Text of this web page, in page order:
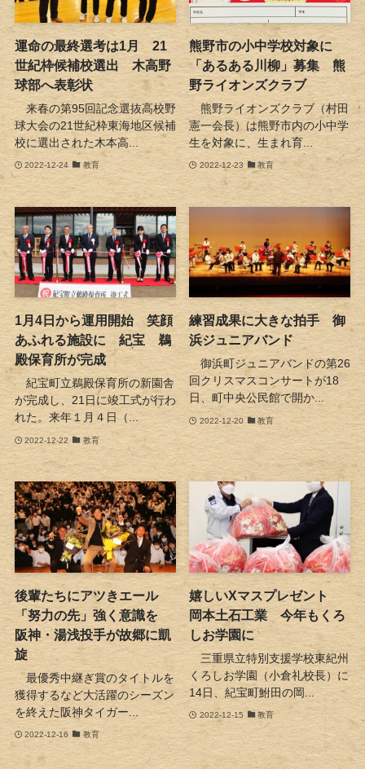
運命の最終選考は1月 21
世紀枠候補校選出 木高野
球部へ表彰状
来春の第95回記念選抜高校野
球大会の21世紀枠東海地区候補
校に選出された木本高...
2022-12-24 教育
熊野市の小中学校対象に
「あるある川柳」募集 熊
野ライオンズクラブ
熊野ライオンズクラブ（村田
憲一会長）は熊野市内の小中学
生を対象に、生まれ育...
2022-12-23 教育
1月4日から運用開始 笑顔
あふれる施設に 紀宝 鵜
殿保育所が完成
紀宝町立鵜殿保育所の新園舎
が完成し、21日に竣工式が行わ
れた。来年１月４日（...
2022-12-22 教育
練習成果に大きな拍手 御
浜ジュニアバンド
御浜町ジュニアバンドの第26
回クリスマスコンサートが18
日、町中央公民館で開か...
2022-12-20 教育
後輩たちにアツきエール
「努力の先」強く意識を
阪神・湯浅投手が故郷に凱
旋
最優秀中継ぎ賞のタイトルを
獲得するなど大活躍のシーズン
を終えた阪神タイガー...
2022-12-16 教育
嬉しいXマスプレゼント
岡本土石工業 今年もくろ
しお学園に
三重県立特別支援学校東紀州
くろしお学園（小倉礼校長）に
14日、紀宝町鮒田の岡...
2022-12-15 教育